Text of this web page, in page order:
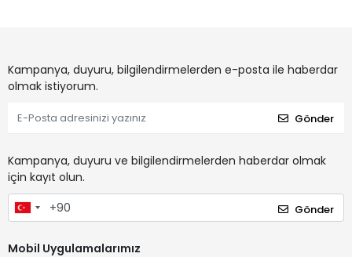
Kampanya, duyuru, bilgilendirmelerden e-posta ile haberdar
olmak istiyorum.
Gönder
Kampanya, duyuru ve bilgilendirmelerden haberdar olmak
için kayıt olun.
Gönder
Mobil Uygulamalarımız